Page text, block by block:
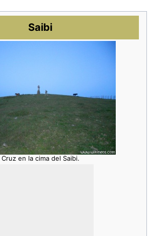
Saibi
Cruz en la cima del Saibi.